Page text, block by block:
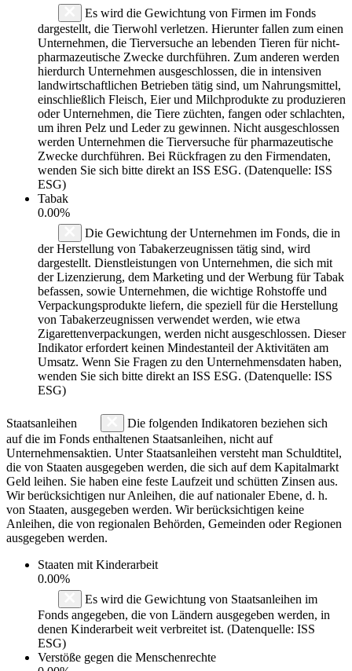
Es wird die Gewichtung von Firmen im Fonds
dargestellt, die Tierwohl verletzen. Hierunter fallen zum einen
Unternehmen, die Tierversuche an lebenden Tieren für nicht-
pharmazeutische Zwecke durchführen. Zum anderen werden
hierdurch Unternehmen ausgeschlossen, die in intensiven
landwirtschaftlichen Betrieben tätig sind, um Nahrungsmittel,
einschließlich Fleisch, Eier und Milchprodukte zu produzieren
oder Unternehmen, die Tiere züchten, fangen oder schlachten,
um ihren Pelz und Leder zu gewinnen. Nicht ausgeschlossen
werden Unternehmen die Tierversuche für pharmazeutische
Zwecke durchführen. Bei Rückfragen zu den Firmendaten,
wenden Sie sich bitte direkt an ISS ESG. (Datenquelle: ISS
ESG)
Tabak
0.00%
Die Gewichtung der Unternehmen im Fonds, die in
der Herstellung von Tabakerzeugnissen tätig sind, wird
dargestellt. Dienstleistungen von Unternehmen, die sich mit
der Lizenzierung, dem Marketing und der Werbung für Tabak
befassen, sowie Unternehmen, die wichtige Rohstoffe und
Verpackungsprodukte liefern, die speziell für die Herstellung
von Tabakerzeugnissen verwendet werden, wie etwa
Zigarettenverpackungen, werden nicht ausgeschlossen. Dieser
Indikator erfordert keinen Mindestanteil der Aktivitäten am
Umsatz. Wenn Sie Fragen zu den Unternehmensdaten haben,
wenden Sie sich bitte direkt an ISS ESG. (Datenquelle: ISS
ESG)
Staatsanleihen
Die folgenden Indikatoren beziehen sich
auf die im Fonds enthaltenen Staatsanleihen, nicht auf
Unternehmensaktien. Unter Staatsanleihen versteht man Schuldtitel,
die von Staaten ausgegeben werden, die sich auf dem Kapitalmarkt
Geld leihen. Sie haben eine feste Laufzeit und schütten Zinsen aus.
Wir berücksichtigen nur Anleihen, die auf nationaler Ebene, d. h.
von Staaten, ausgegeben werden. Wir berücksichtigen keine
Anleihen, die von regionalen Behörden, Gemeinden oder Regionen
ausgegeben werden.
Staaten mit Kinderarbeit
0.00%
Es wird die Gewichtung von Staatsanleihen im
Fonds angegeben, die von Ländern ausgegeben werden, in
denen Kinderarbeit weit verbreitet ist. (Datenquelle: ISS
ESG)
Verstöße gegen die Menschenrechte